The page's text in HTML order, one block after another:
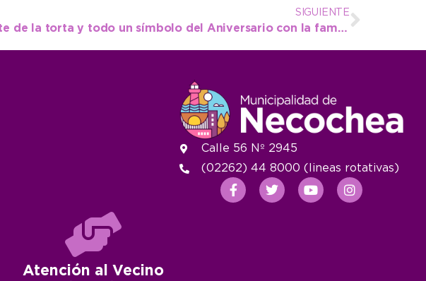
SIGUIENTE
El corte de la torta y todo un símbolo del Aniversario con la familia unida en la Plaza
Atención al Vecino
Calle 56 Nº 2945
(02262) 44 8000 (lineas rotativas)